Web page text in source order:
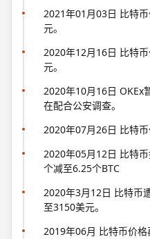
2021年01月03日 比特
元。
2020年12月16日 比特
元。
2020年10月16日 OKEx
在配合公安调查。
2020年07月26日 比特
2020年05月12日 比特
个减至6.25个BTC
2020年3月12日 比特币
至3150美元。
2019年06月 比特币价